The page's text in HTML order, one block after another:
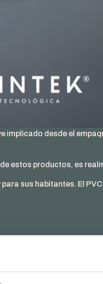
implicado desde el
estos productos, es
sus habitantes. El
que el cloruro de vinilo